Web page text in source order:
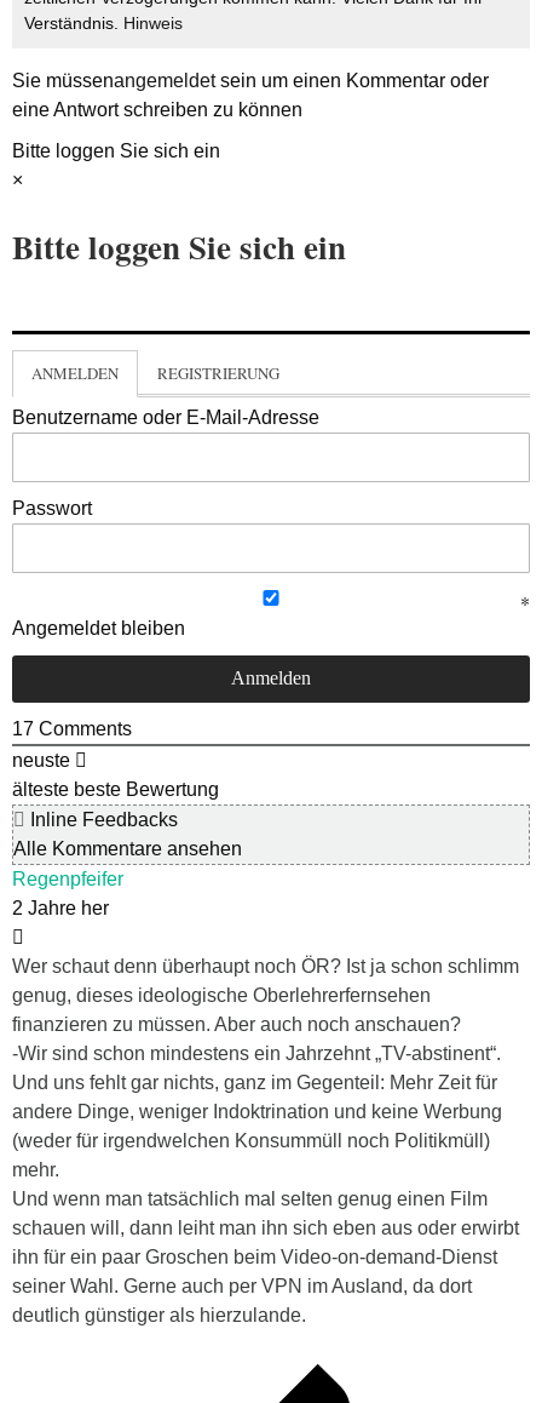
Verständnis. Hinweis
Sie müssenangemeldetsein um einen Kommentar oder
eine Antwort schreiben zu können
Bitte loggen Sie sich ein
×
Bitte loggen Sie sich ein
ANMELDEN REGISTRIERUNG
Benutzername oder E-Mail-Adresse
Passwort
Angemeldet bleiben
17 Comments
neuste
älteste beste Bewertung
Inline Feedbacks
Alle Kommentare ansehen
Regenpfeifer
2 Jahre her
Wer schaut denn überhaupt noch ÖR? Ist ja schon schlimm
genug, dieses ideologische Oberlehrerfernsehen
finanzieren zu müssen. Aber auch noch anschauen?
-Wir sind schon mindestens ein Jahrzehnt „TV-abstinent“.
Und uns fehlt gar nichts, ganz im Gegenteil: Mehr Zeit für
andere Dinge, weniger Indoktrination und keine Werbung
(weder für irgendwelchen Konsummüll noch Politikmüll)
mehr.
Und wenn man tatsächlich mal selten genug einen Film
schauen will, dann leiht man ihn sich eben aus oder erwirbt
ihn für ein paar Groschen beim Video-on-demand-Dienst
seiner Wahl. Gerne auch per VPN im Ausland, da dort
deutlich günstiger als hierzulande.